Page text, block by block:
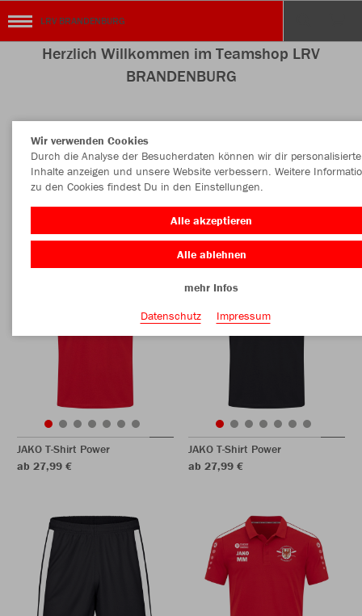
LRV BRANDENBURG
Herzlich Willkommen im Teamshop LRV
BRANDENBURG
Nachhaltig Farbe
JAKO T-Shirt Power
ab 27,99 €
JAKO T-Shirt Power
ab 27,99 €
Wir verwenden Cookies
Durch die Analyse der Besucherdaten können wir dir personalisierte
Inhalte anzeigen und unsere Website verbessern. Weitere
zu den Cookies findest Du in den Einstellungen.
Alle akzeptieren
Alle ablehnen
mehr Infos
Datenschutz
Impressum